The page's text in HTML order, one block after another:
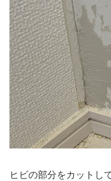
ヒビの部分をカットし